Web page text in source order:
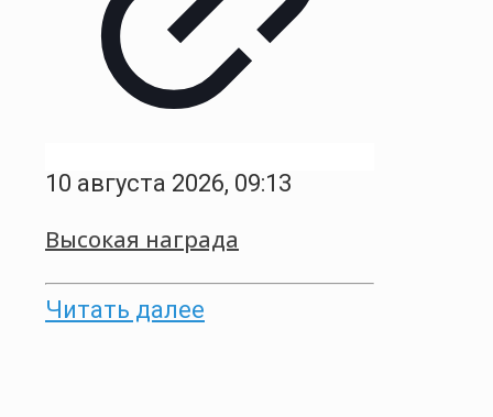
10 августа 2026, 09:13
Высокая награда
Читать далее